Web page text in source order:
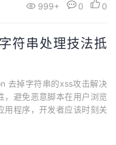
999+ 0 0
符串处理技法抵
去掉字符串的xss攻击解决
，避免恶意脚本在用户浏览
用程序，开发者应该时刻关